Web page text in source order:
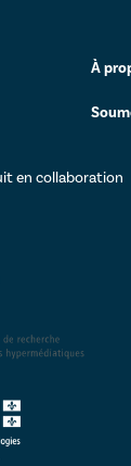
À
en collaboration